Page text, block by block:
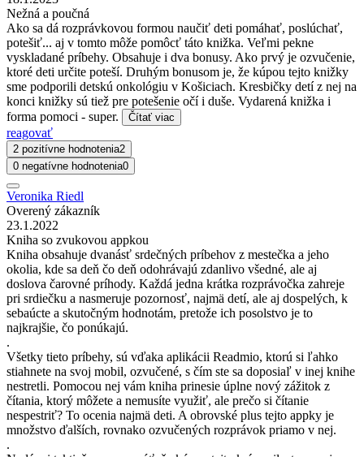
Nežná a poučná
Ako sa dá rozprávkovou formou naučiť deti pomáhať, poslúchať,
potešiť... aj v tomto môže pomôcť táto knižka. Veľmi pekne
vyskladané príbehy. Obsahuje i dva bonusy. Ako prvý je ozvučenie,
ktoré deti určite poteší. Druhým bonusom je, že kúpou tejto knižky
sme podporili detskú onkológiu v Košiciach. Kresbičky detí z nej na
konci knižky sú tiež pre potešenie očí i duše. Vydarená knižka i
forma pomoci - super.
Čítať viac
reagovať
2 pozitívne hodnotenia2
0 negatívne hodnotenia0
Veronika Riedl
Overený zákazník
23.1.2022
Kniha so zvukovou appkou
Kniha obsahuje dvanásť srdečných príbehov z mestečka a jeho
okolia, kde sa deň čo deň odohrávajú zdanlivo všedné, ale aj
doslova čarovné príhody. Každá jedna krátka rozprávočka zahreje
pri srdiečku a nasmeruje pozornosť, najmä detí, ale aj dospelých, k
sebaúcte a skutočným hodnotám, pretože ich posolstvo je to
najkrajšie, čo ponúkajú.
.
Všetky tieto príbehy, sú vďaka aplikácii Readmio, ktorú si ľahko
stiahnete na svoj mobil, ozvučené, s čím ste sa doposiaľ v inej knihe
nestretli. Pomocou nej vám kniha prinesie úplne nový zážitok z
čítania, ktorý môžete a nemusíte využiť, ale prečo si čítanie
nespestriť? To ocenia najmä deti. A obrovské plus tejto appky je
množstvo ďalších, rovnako ozvučených rozprávok priamo v nej.
.